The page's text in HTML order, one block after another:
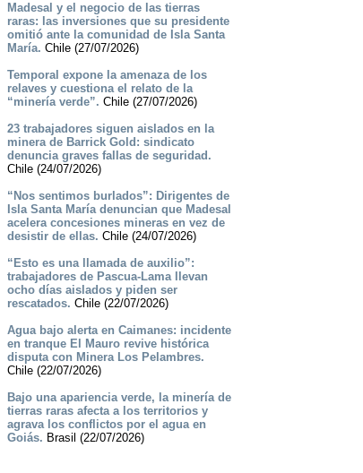
Madesal y el negocio de las tierras
raras: las inversiones que su presidente
omitió ante la comunidad de Isla Santa
María. Chile (27/07/2026)
Temporal expone la amenaza de los
relaves y cuestiona el relato de la
“minería verde”. Chile (27/07/2026)
23 trabajadores siguen aislados en la
minera de Barrick Gold: sindicato
denuncia graves fallas de seguridad.
Chile (24/07/2026)
“Nos sentimos burlados”: Dirigentes de
Isla Santa María denuncian que Madesal
acelera concesiones mineras en vez de
desistir de ellas. Chile (24/07/2026)
“Esto es una llamada de auxilio”:
trabajadores de Pascua-Lama llevan
ocho días aislados y piden ser
rescatados. Chile (22/07/2026)
Agua bajo alerta en Caimanes: incidente
en tranque El Mauro revive histórica
disputa con Minera Los Pelambres.
Chile (22/07/2026)
Bajo una apariencia verde, la minería de
tierras raras afecta a los territorios y
agrava los conflictos por el agua en
Goiás. Brasil (22/07/2026)